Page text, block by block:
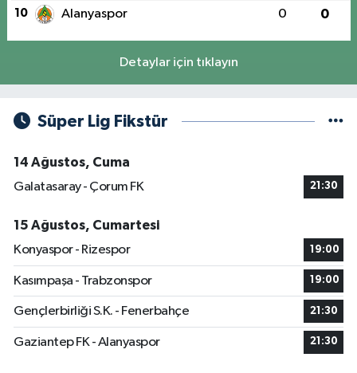
10 Alanyaspor 0 0
Detaylar için tıklayın
Süper Lig Fikstür
14 Ağustos, Cuma
Galatasaray - Çorum FK
21:30
15 Ağustos, Cumartesi
Konyaspor - Rizespor
19:00
Kasımpaşa - Trabzonspor 19:00
Gençlerbirliği S.K. - Fenerbahçe 21:30
Gaziantep FK - Alanyaspor 21:30